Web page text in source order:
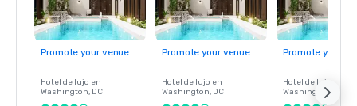
Promote your venue
Hotel de lujo en
Washington, DC
Promote your venue
Hotel de lujo en
Washington, DC
Promote your
Hotel de lujo en
Washington